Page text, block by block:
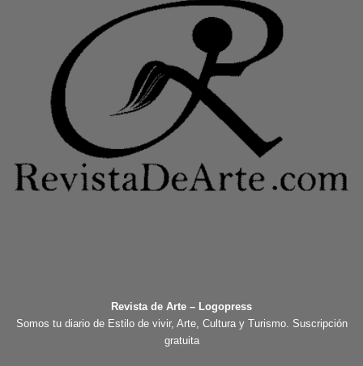
Revista de Arte – Logopress
Somos tu diario de Estilo de vivir, Arte, Cultura y Turismo. Suscripción
gratuita